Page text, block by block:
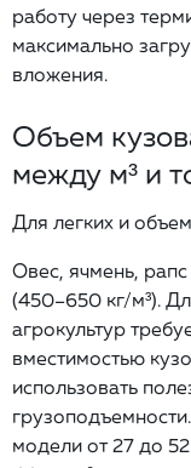
работу через
максимально
вложения.
Объем
между м³ и
Для легких и
Овес, ячмень,
(450–650 кг/м³).
агрокультур
вместимостью
использовать
модели от 27 до